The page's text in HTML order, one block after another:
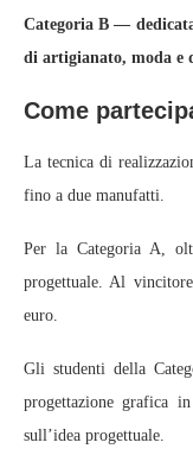
Categoria B —
di artigianato, moda e
Come
La tecnica di
fino a due manufatti.
Per la Categoria A,
progettuale. Al
euro.
Gli studenti della
progettazione grafica
sull’idea progettuale.